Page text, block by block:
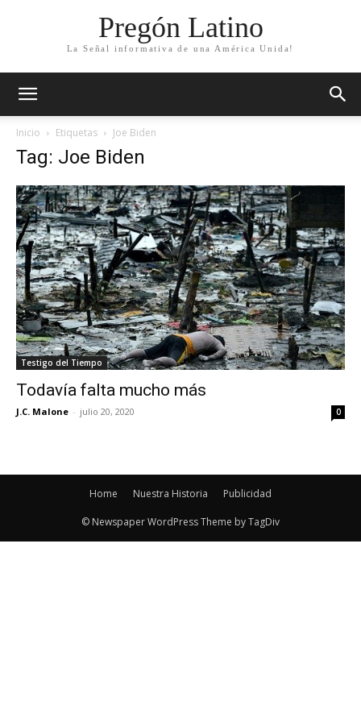
Pregón Latino
La Señal informativa de una América Unida!
Inicio Etiquetas Joe Biden
Tag: Joe Biden
Testigo del Tiempo
Todavía falta mucho más
J.C. Malone - julio 20, 2020 0
Home Nuestra Historia Publicidad
© Newspaper WordPress Theme by TagDiv